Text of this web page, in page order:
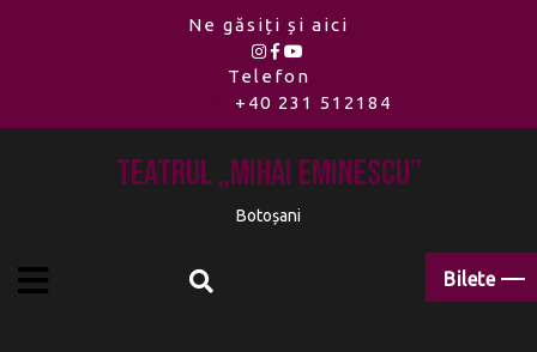
Ne găsiți și aici
Telefon
+40 231 512184
Teatrul „Mihai Eminescu”
Botoșani
Bilete